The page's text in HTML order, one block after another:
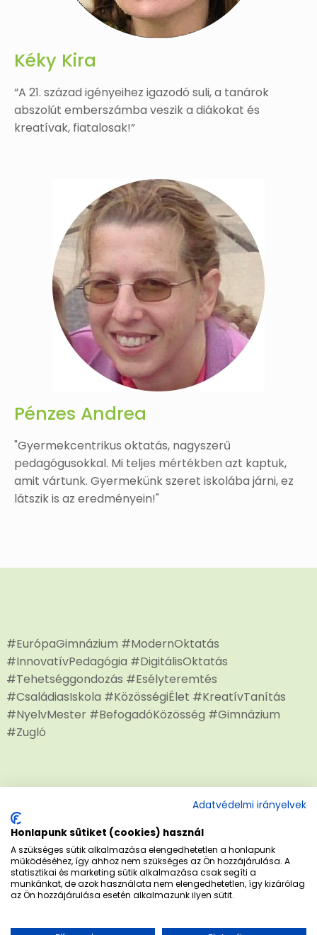
Kéky Kira
“A 21. század igényeihez igazodó suli, a tanárok
abszolút emberszámba veszik a diákokat és
kreatívak, fiatalosak!”
Pénzes Andrea
"Gyermekcentrikus oktatás, nagyszerű
pedagógusokkal. Mi teljes mértékben azt kaptuk,
amit vártunk. Gyermekünk szeret iskolába járni, ez
látszik is az eredményein!"
#EurópaGimnázium #ModernOktatás
#InnovatívPedagógia #DigitálisOktatás
#Tehetséggondozás #Esélyteremtés
#CsaládiasIskola #KözösségiÉlet #KreatívTanítás
#NyelvMester #BefogadóKözösség #Gimnázium
#Zugló
Regisztrálok a nyílt napra
Adatvédelmi irányelvek
Honlapunk sütiket (cookies) használ
A szükséges sütik alkalmazása elengedhetetlen a honlapunk
működéséhez, így ahhoz nem szükséges az Ön hozzájárulása. A
statisztikai és marketing sütik alkalmazása csak segíti a
munkánkat, de azok használata nem elengedhetetlen, így kizárólag
az Ön hozzájárulása esetén alkalmazunk ilyen sütit.